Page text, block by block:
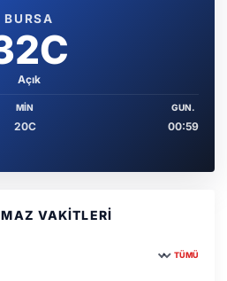
BURSA
Açık
MIN
20C
GUN.
00:59
VAKITLERI
TÜMÜ